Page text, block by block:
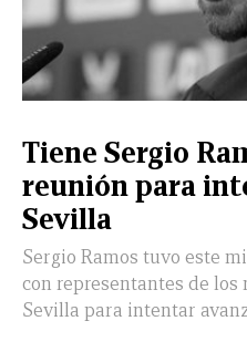
CERRAR
X
NUEVO
LEÓN
TAMAULIPAS
COAHUILA
NACIONAL
INTERNACIONAL
FINANZAS
OPINIÓN
DEPORTES
ESPECTÁCULOS
TENDENCIA
ESTILO
DE
VIDA
PODCAST
CONTACTO
NEWSLETTER
HEMEROTECA
SUPLEMENTOS
Tiene Sergio
reunión para
Sevilla
Sergio Ramos tuvo este
con representantes de
Sevilla para intentar